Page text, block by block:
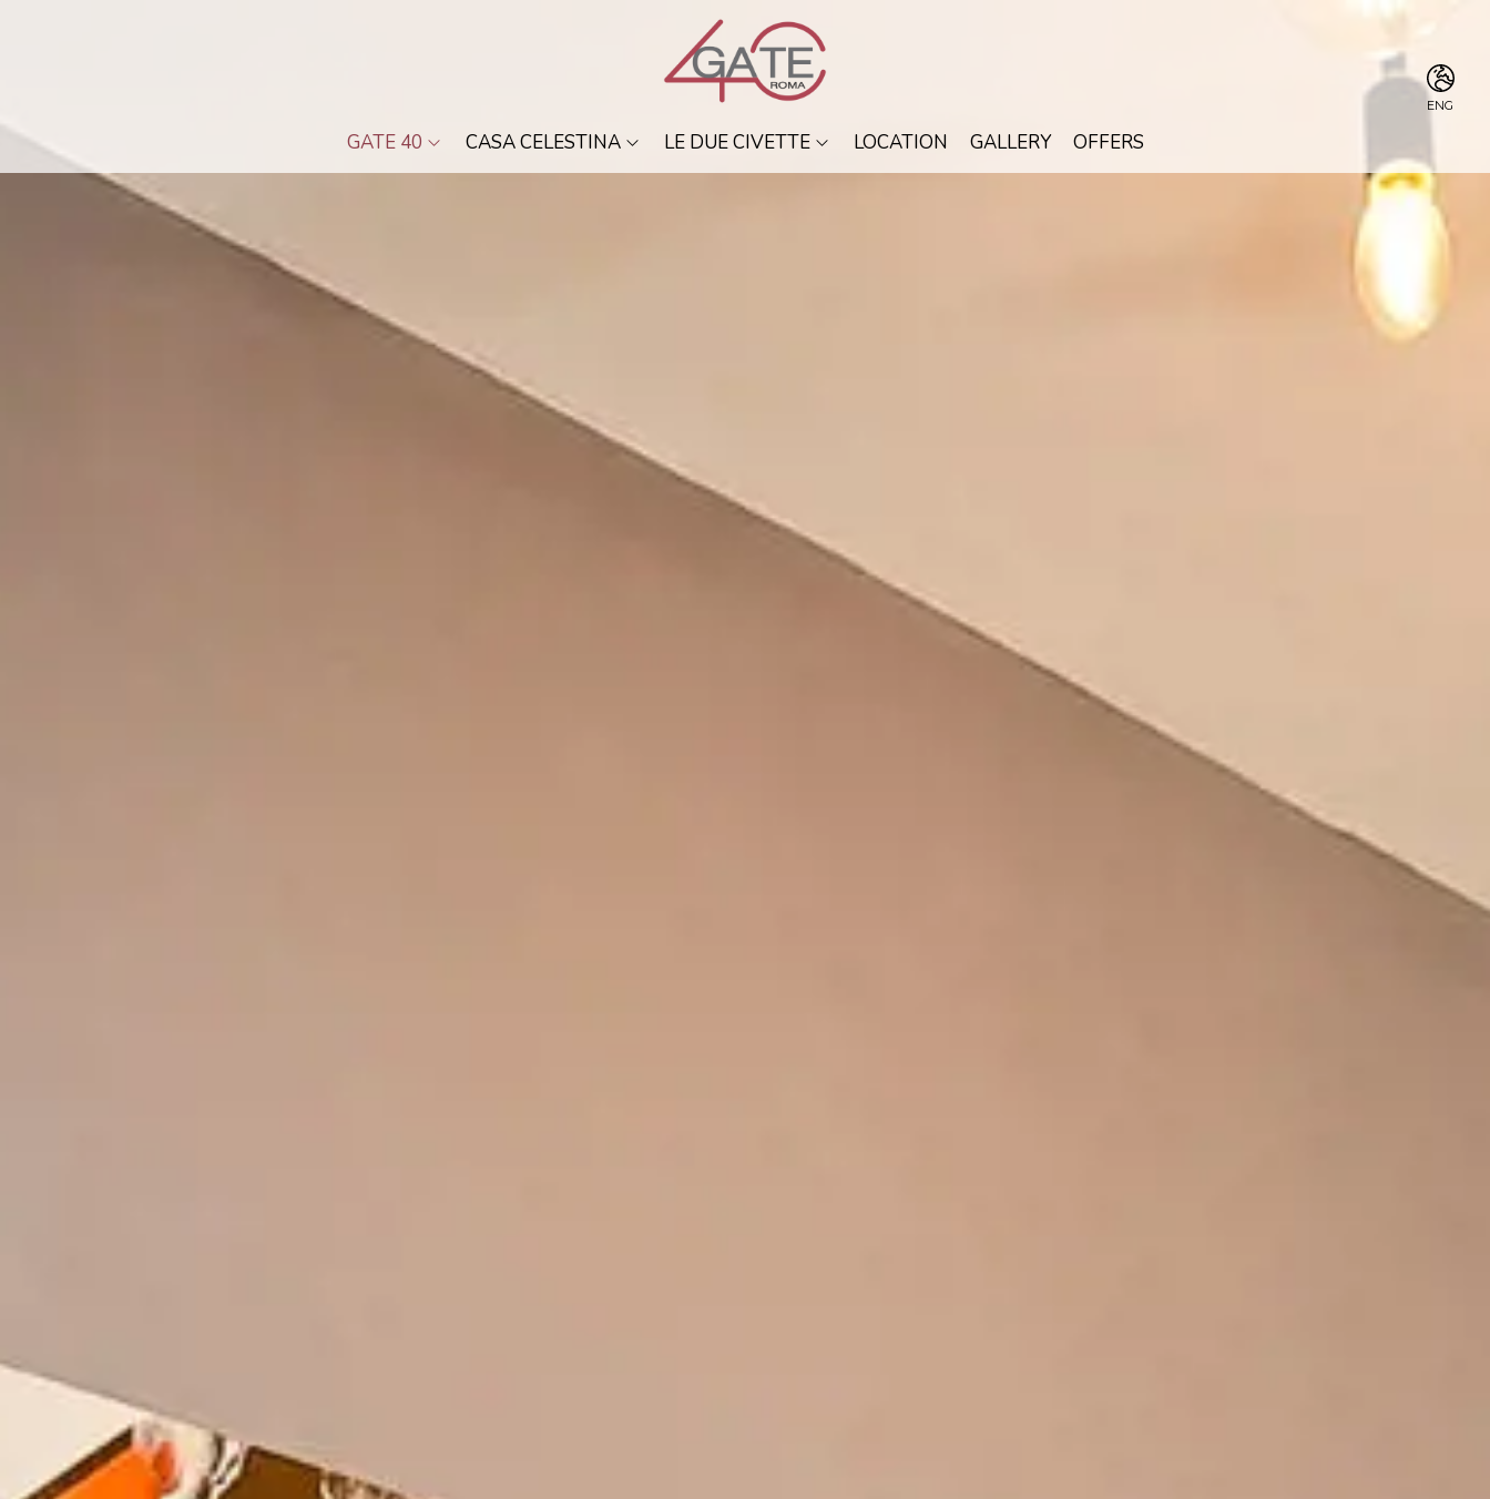
GATE 40 CASA CELESTINA LE DUE CIVETTE LOCATION GALLERY OFFERS
ENG
ENG